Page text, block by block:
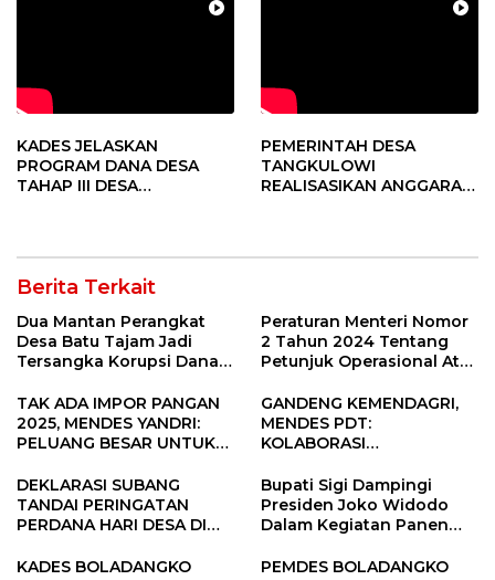
KADES JELASKAN
PROGRAM DANA DESA
TAHAP III DESA
PEMERINTAH DESA
TANGKULOWI
REALISASIKAN ANGGARAN
Berita Terkait
Dua Mantan Perangkat
Desa Batu Tajam Jadi
Tersangka Korupsi Dana
Peraturan Menteri Nomor
2 Tahun 2024 Tentang
Petunjuk Operasional Atas
Desa Tahun 2025
TAK ADA IMPOR PANGAN
2025, MENDES YANDRI:
PELUANG BESAR UNTUK
GANDENG KEMENDAGRI,
MENDES PDT:
KOLABORASI
PEMBANGUNAN DESA
DEKLARASI SUBANG
TANDAI PERINGATAN
PERDANA HARI DESA DI
Bupati Sigi Dampingi
Presiden Joko Widodo
Dalam Kegiatan Panen
Pandere
KADES BOLADANGKO
PEMDES BOLADANGKO